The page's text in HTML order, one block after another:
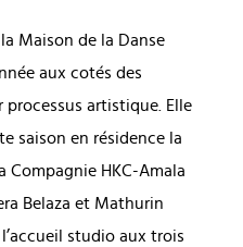
Maison de la Danse
aux cotés des
artistique. Elle
saison en résidence la
Compagnie HKC-Amala
Belaza et Mathurin
studio aux trois